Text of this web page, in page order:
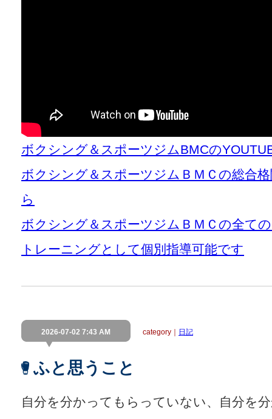
ボクシング＆スポーツジムBMCの
ボクシング＆スポーツジムＢＭＣの総合
ら
ボクシング＆スポーツジムＢＭＣの全て
トレーニングとして個別指導可能です
2026-07-02 7:43 AM category｜ 日記
ふと思うこと
自分を分かってもらっていない、自分を